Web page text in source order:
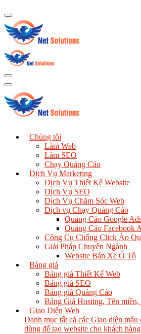
Chúng tôi
Làm Web
Làm SEO
Chạy Quảng Cáo
Dịch Vụ Marketing
Dịch Vụ Thiết Kế Website
Dịch Vụ SEO
Dịch Vụ Chăm Sóc Web
Dịch vụ Chạy Quảng Cáo
Quảng Cáo Google
Quảng Cáo Facebook
Công Cụ Chống Click Ảo
Giải Pháp Chuyên Ngành
Website Bán Xe Ô Tô
Bảng giá
Bảng giá Thiết Kế Web
Bảng giá SEO
Bảng giá Quảng Cáo
Bảng Giá Hosting, Tên miền,
Giao Diện Web
Danh mục tất cả các Giao diện
dùng để tạo website cho khách